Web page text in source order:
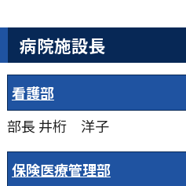
病院施設長
看護部
部長 井桁 洋子
保険医療管理部